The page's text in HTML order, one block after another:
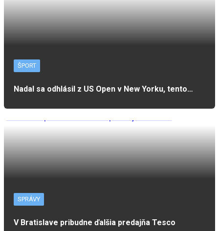
ŠPORT
Nadal sa odhlásil z US Open v New Yorku, tento…
SPRÁVY
V Bratislave pribudne ďalšia predajňa Tesco